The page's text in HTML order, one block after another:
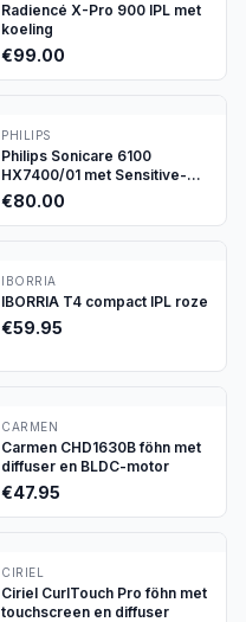
Radiencé X-Pro 900 IPL met
koeling
€99.00
PHILIPS
Philips Sonicare 6100
HX7400/01 met Sensitive-
stand
€80.00
IBORRIA
IBORRIA T4 compact IPL roze
€59.95
CARMEN
Carmen CHD1630B föhn met
diffuser en BLDC-motor
€47.95
CIRIEL
Ciriel CurlTouch Pro föhn met
touchscreen en diffuser